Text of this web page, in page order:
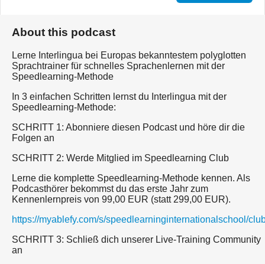
About this podcast
Lerne Interlingua bei Europas bekanntestem polyglotten
Sprachtrainer für schnelles Sprachenlernen mit der
Speedlearning-Methode
In 3 einfachen Schritten lernst du Interlingua mit der
Speedlearning-Methode:
SCHRITT 1: Abonniere diesen Podcast und höre dir die
Folgen an
SCHRITT 2: Werde Mitglied im Speedlearning Club
Lerne die komplette Speedlearning-Methode kennen. Als
Podcasthörer bekommst du das erste Jahr zum
Kennenlernpreis von 99,00 EUR (statt 299,00 EUR).
https://myablefy.com/s/speedlearninginternationalschool/
SCHRITT 3: Schließ dich unserer Live-Training Community
an